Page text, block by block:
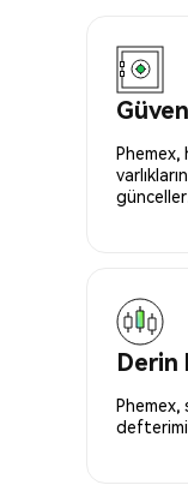
Phemex,
Derin
Phemex,